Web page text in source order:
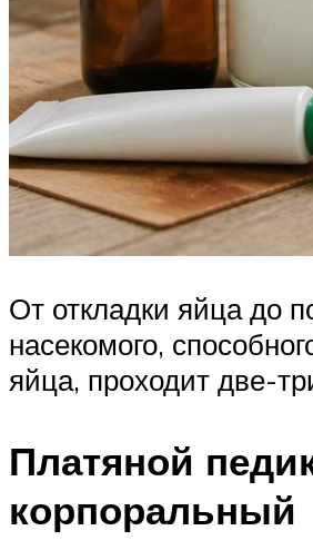
От откладки яйца до
насекомого,
яйца, проходит две-
Платяной
корпоральный